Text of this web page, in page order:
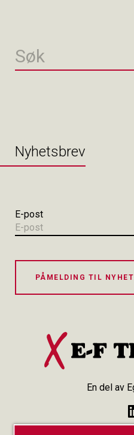
Nyhetsbrev
E-post
PÅMELDING TIL
En del av